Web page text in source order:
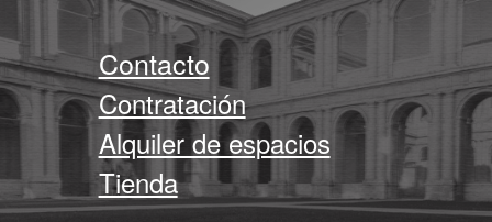
Contacto
Contratación
Alquiler de espacios
Tienda